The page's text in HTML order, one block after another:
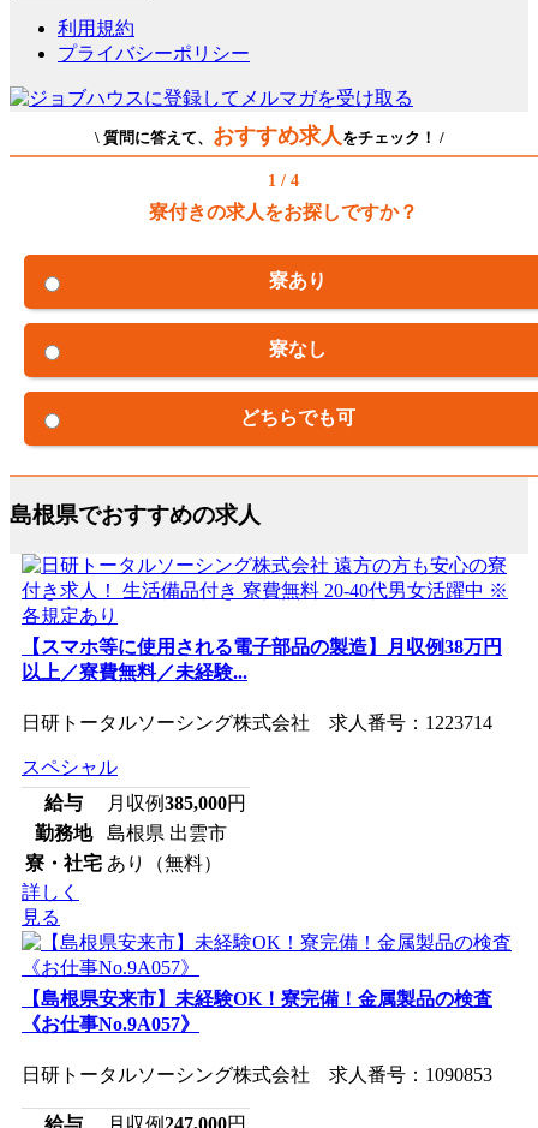
利用規約
プライバシーポリシー
\ 質問に答えて、 おすすめ求人をチェック！ /
1 / 4
寮付きの求人をお探しですか？
寮あり
寮なし
どちらでも可
島根県でおすすめの求人
【スマホ等に使用される電子部品の製造】月収例38万円
以上／寮費無料／未経験...
日研トータルソーシング株式会社 求人番号：1223714
スペシャル
給与
月収例385,000円
勤務地
島根県 出雲市
寮・社宅 あり（無料）
詳しく
見る
【島根県安来市】未経験OK！寮完備！金属製品の検査
《お仕事No.9A057》
日研トータルソーシング株式会社 求人番号：1090853